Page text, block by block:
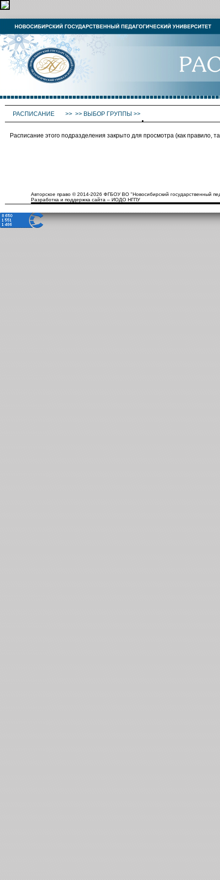
РАСПИСАНИЕ >> >> ВЫБОР ГРУППЫ >>
Расписание этого подразделения закрыто для просмотра (как
Авторское право © 2014-2026 ФГБОУ ВО "Новосибирский государственный
Разработка и поддержка сайта – ИОДО НГПУ